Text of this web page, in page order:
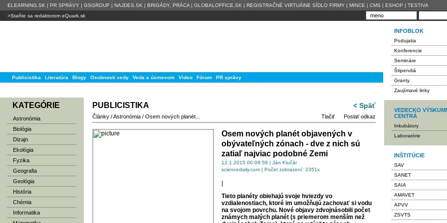
ELEARNING.SK | PR SPRÁVY | GSGROUP | NAJDES.SK | BRIGÁDY, PRÁCA | GLOBALOFFICE.SK | REGISTRAČNÉ VIRTUÁlNE SÍDLO FIRMY | MINCE | CMS | ESHOP | TESTIVA
>Staňte sa redaktorom eQuark.sk
Publicistika Literatúra Blogy Osobnosti vedy Veda s úsmevom Video Fórum PR správy
KATEGÓRIE
Astronómia
Biológia
Dizajn
Ekológia
Fyzika
Geografia
Geológia
História
Chémia
Informatika
< Späť
Tlačiť Poslať odkaz
PUBLICISTIKA
Články /Astronómia / Osem nových planét...
Osem nových planét objavených v
obývateľných zónach - dve z nich sú
zatiaľ najviac podobné Zemi
12.1.2015 00:09:59 | Ján Klučár
sciencedaily.com | Počet zobrazení: 2351x
Tieto planéty obiehajú svoje hviezdy vo
vzdialenostiach, ktoré im umožňujú zachovať si vodu
na svojom povrchu. Nové objavy zdvojnásobili počet
známych malých planét (s priemerom menším než
INFOBLOK
Podujatia
Konferencie
Semináre
Štipendiá
Granty
Zaujímavé linky
VEDECKO
CENTRÁ
Inkubátory
Laboratórie
INŠTITÚCIE
SAV
SANET
SAIA
AMAVET
APVV
ZSVTS